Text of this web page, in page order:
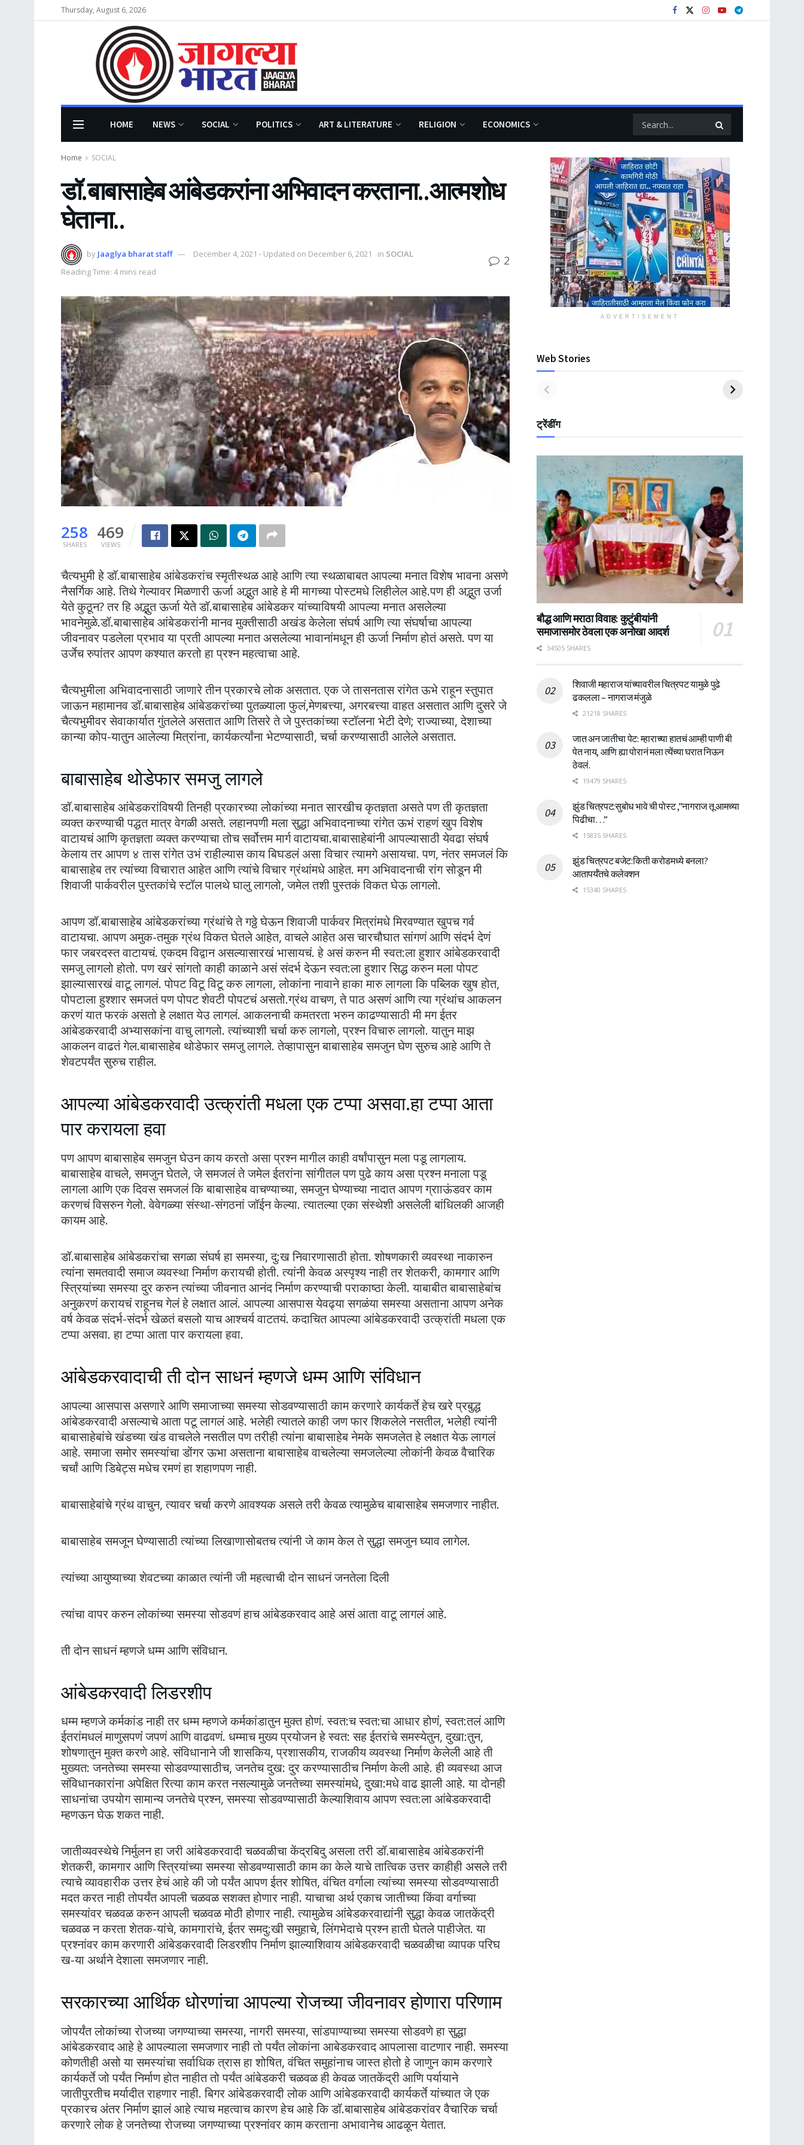
Thursday, August 6, 2026
HOME NEWS SOCIAL POLITICS ART & LITERATURE RELIGION ECONOMICS
Home SOCIAL
डॉ.बाबासाहेब आंबेडकरांना अभिवादन करताना..आत्मशोध
घेताना..
by Jaaglya bharat staff December 4, 2021 - Updated on December 6, 2021 in SOCIAL
Reading Time: 4 mins read
2
258
SHARES
469
VIEWS
चैत्यभुमी हे डॉ.बाबासाहेब आंबेडकरांच स्मृतीस्थळ आहे आणि त्या स्थळाबाबत आपल्या मनात विशेष भावना असणे
नैसर्गिक आहे. तिथे गेल्यावर मिळणारी ऊर्जा अद्भुत आहे हे मी मागच्या पोस्टमधे लिहीलेल आहे.पण ही अद्भुत उर्जा
येते कुठून? तर हि अद्भुत ऊर्जा येते डॉ.बाबासाहेब आंबेडकर यांच्याविषयी आपल्या मनात असलेल्या
भावनेमुळे.डॉ.बाबासाहेब आंबेडकरांनी मानव मुक्तीसाठी अखंड केलेला संघर्ष आणि त्या संघर्षाचा आपल्या
जीवनावर पडलेला प्रभाव या प्रती आपल्या मनात असलेल्या भावानांमधून ही ऊर्जा निर्माण होतं असते. पण या
उर्जेच रुपांतर आपण कश्यात करतो हा प्रश्न महत्वाचा आहे.
चैत्यभुमीला अभिवादनासाठी जाणारे तीन प्रकारचे लोक असतात. एक जे तासनतास रांगेत ऊभे राहून स्तुपात
जाऊन महामानव डॉ.बाबासाहेब आंबेडकरांच्या पुतळ्याला फुलं,मेणबत्त्या, अगरबत्त्या वाहत असतात आणि दुसरे जे
चैत्यभुमीवर सेवाकार्यात गुंतलेले असतात आणि तिसरे ते जे पुस्तकांच्या स्टॉलना भेटी देणे; राज्याच्या, देशाच्या
कान्या कोप-यातुन आलेल्या मित्रांना, कार्यकर्त्यांना भेटण्यासाठी, चर्चा करण्यासाठी आलेले असतात.
बाबासाहेब थोडेफार समजु लागले
डॉ.बाबासाहेब आंबेडकरांविषयी तिनही प्रकारच्या लोकांच्या मनात सारखीच कृतज्ञता असते पण ती कृतज्ञता
व्यक्त करण्याची पद्धत मात्र वेगळी असते. लहानपणी मला सुद्धा अभिवादनाच्या रांगेत ऊभं राहणं खुप विशेष
वाटायचं आणि कृतज्ञता व्यक्त करण्याचा तोच सर्वोत्तम मार्ग वाटायचा.बाबासाहेबांनी आपल्यासाठी येवढा संघर्ष
केलाय तर आपण ४ तास रांगेत उभं राहील्यास काय बिघडलं असा विचार त्यामगे असायचा. पण, नंतर समजलं कि
बाबासाहेब तर त्यांच्या विचारात आहेत आणि त्यांचे विचार ग्रंथांमधे आहेत. मग अभिवादनाची रांग सोडून मी
शिवाजी पार्कवरील पुस्तकांचे स्टॉल पालथे घालु लागलो, जमेल तशी पुस्तकं विकत घेऊ लागलो.
आपण डॉ.बाबासाहेब आंबेडकरांच्या ग्रंथांचे ते गठ्ठे घेऊन शिवाजी पार्कवर मित्रांमधे मिरवण्यात खुपच गर्व
वाटायचा. आपण अमुक-तमुक ग्रंथ विकत घेतले आहेत, वाचले आहेत अस चारचौघात सांगणं आणि संदर्भ देणं
फार जबरदस्त वाटायचं. एकदम विद्वान असल्यासारखं भासायचं. हे असं करुन मी स्वत:ला हुशार आंबेडकरवादी
समजु लागलो होतो. पण खरं सांगतो काही काळाने असं संदर्भ देऊन स्वत:ला हुशार सिद्ध करुन मला पोपट
झाल्यासारखं वाटू लागलं. पोपट विटू विटू करु लागला, लोकांना नावाने हाका मारु लागला कि पब्लिक खुष होत,
पोपटाला हुश्शार समजतं पण पोपट शेवटी पोपटचं असतो.ग्रंथ वाचण, ते पाठ असणं आणि त्या ग्रंथांच आकलन
करणं यात फरकं असतो हे लक्षात येउ लागलं. आकलनाची कमतरता भरुन काढण्यासाठी मी मग ईतर
आंबेडकरवादी अभ्यासकांना वाचु लागलो. त्यांच्याशी चर्चा करु लागलो, प्रश्न विचारु लागलो. यातुन माझ
आकलन वाढतं गेल.बाबासाहेब थोडेफार समजु लागले. तेव्हापासुन बाबासाहेब समजुन घेण सुरुच आहे आणि ते
शेवटपर्यंत सुरुच राहील.
आपल्या आंबेडकरव‍ादी उत्क्रांती मधला एक टप्पा असवा.हा टप्पा आता
पार करायला हवा
पण आपण बाबासाहेब समजुन घेउन काय करतो असा प्रश्न मागील काही वर्षांपासुन मला पडू लागलाय.
बाबासाहेब वाचले, समजुन घेतले, जे समजलं ते जमेल ईतरांना सांगीतल पण पुढे काय असा प्रश्न मनाला पडू
लागला आणि एक दिवस समजलं कि बाबासाहेब वाचण्याच्या, समजुन घेण्याच्या नादात आपण ग्रााऊंडवर काम
करणचं विसरुन गेलो. वेवेगळ्या संस्था-संगठनां जॉईन केल्या. त्यातल्या एका संस्थेशी असलेली बांधिलकी आजही
कायम आहे.
डॉ.बाबासाहेब आंबेडकरांचा सगळा संघर्ष हा समस्या, दु:ख निवारणासाठी होता. शोषणकारी व्यवस्था नाकारुन
त्यांना समतव‍ादी समाज व्यवस्था निर्माण करायची होती. त्यांनी केवळ अस्पृश्य नाही तर शेतकरी, कामगार आणि
स्त्रियांच्या समस्या दुर करुन त्यांच्या जीवनात आनंद निर्माण करण्याची पराकाष्ठा केली. याबाबीत बाबासाहेबांच
अनुकरणं करायचं राहूनच गेलं हे लक्षात आलं. आपल्या आसपास येवढ्या सगळंया समस्या असताना आपण अनेक
वर्ष केवळ संदर्भ-संदर्भ खेळतं बसलो याच आश्चर्य वाटतयं. कदाचित आपल्या आंबेडकरव‍ादी उत्क्रांती मधला एक
टप्पा असवा. हा टप्पा आता पार करायला हवा.
आंबेडकरवादाची ती दोन साधनं म्हणजे धम्म आणि संविधान
आपल्या आसपास असणारे आणि समाजाच्या समस्या सोडवण्यासाठी काम करणारे कार्यकर्ते हेच खरे प्रबुद्ध
आंबेडकरवादी असल्याचे आता पटू लागलं आहे. भलेही त्यातले काही जण फार शिकलेले नसतील, भलेही त्यांनी
बाबासाहेबांचे खंडच्या खंड वाचलेले नसतील पण तरीही त्यांना बाबासाहेब नेमके समजलेत हे लक्षात येऊ लागलं
आहे. समाजा समोर समस्यांचा डोंगर ऊभा असताना बाबासाहेब वाचलेल्या समजलेल्या लोकांनी केवळ वैचारिक
चर्चां आणि डिबेट्स मधेच रमणं हा शहाणपण नाही.
बाबासाहेबांचे ग्रंथ वाचुन, त्यावर चर्चा करणे आवश्यक असले तरी केवळ त्यामुळेच बाबासाहेब समजणार नाहीत.
बाबासाहेब समजून घेण्यासाठी त्यांच्या लिखाणासोबतच त्यांनी जे काम केल ते सुद्धा समजुन घ्याव लागेल.
त्यांच्या आयुष्याच्या शेवटच्या काळात त्यांनी जी महत्वाची दोन साधनं जनतेला दिली
त्यांचा वापर करुन लोकांच्या समस्या सोडवणं हाच आंबेडकरवाद आहे असं आता वाटू लागलं आहे.
ती दोन साधनं म्हणजे धम्म आणि संविधान.
आंबेडकरवादी लिडरशीप
धम्म म्हणजे कर्मकांड नाही तर धम्म म्हणजे कर्मकांडातुन मुक्त होणं. स्वत:च स्वत:चा आधार होणंं, स्वत:तलं आणि
ईतरांमधलं माणुसपणंं जपणं आणि वाढवणं. धम्माच मुख्य प्रयोजन हे स्वत: सह ईतरांचे समस्येतुन, दुखा:तुन,
शोषणातुन मुक्त करणे आहे. संविधानाने जी शासकिय, प्रशासकीय, राजकीय व्यवस्था निर्माण केलेली आहे ती
मुख्यत: जनतेच्या समस्या सोडवण्यासाठीच, जनतेच दुख: दुर करण्यासाठीच निर्माण केली आहे. ही व्यवस्था आज
संविधानकारांना अपेक्षित रित्या काम करत नसल्यामुळे जनतेच्या समस्यांमधे, दुखा:मधे वाढ झाली आहे. या दोनही
साधनांचा उपयोग सामान्य जनतेचे प्रश्न, समस्या सोडवण्यासाठी केल्याशिवाय आपण स्वत:ला आंबेडकरवादी
म्हणऊन घेऊ शकत नाही.
जातीव्यवस्थेचे निर्मुलन हा जरी आंबेडकरवादी चळवळीचा केंद्रबिदु असला तरी डॉ.बाबासाहेब आंबेडकरांनी
शेतकरी, कामगार आणि स्त्रियांच्या समस्या सोडवण्यासाठी काम का केले याचे तात्विक उत्तर काहीही असले तरी
त्याचे व्यावहारीक उत्तर हेचं आहे की जो पर्यंत आपण ईतर शोषित, वंचित वर्गाला त्यांच्या समस्या सोडवण्यासाठी
मदत करत नाही तोपर्यंत आपली चळवळ सशक्त होणार नाही. याचाचा अर्थ एकाच जातीच्या किंवा वर्गाच्या
समस्यांवर चळवळ करुन आपली चळवळ मोठी होणार नाही. त्यामुळेच आंबेडकरवाद्यांनी सुद्धा केवळ जातकेंद्री
चळवळ न करता शेतक-यांचे, कामगारांचे, ईतर समदु:खी समुहाचे, लिंगभेदाचे प्रश्न हाती घेतले पाहीजेत. या
प्रश्नांवर काम करणारी आंबेडकरवादी लिडरशीप निर्माण झाल्याशिवाय आंबेडकरव‍ादी चळवळीचा व्यापक परिघ
ख-या अर्थाने देशाला समजणार नाही.
सरकारच्या आर्थिक धोरणांचा आपल्या रोजच्या जीवनावर होणारा परिणाम
जोपर्यंत लोकांच्या रोजच्या जगण्याच्या समस्या, नागरी समस्या, सांडपाण्याच्या समस्या सोडवणे हा सुद्धा
आंबेडकरवाद आहे हे आपल्याला समजणार नाही तो पर्यंत लोकांना आबेडकरवाद आपलासा वाटणार नाही. समस्या
कोणतीही असो या समस्यांचा सर्वाधिक त्रास हा शोषित, वंचित समुहांनाच जास्त होतो हे जाणुन काम करणारे
कार्यकर्ते जो पर्यंत निर्माण होत नाहीत तो पर्यंत आंबेडकरी चळवळ ही केवळ जातकेंद्री आणि पर्यायाने
जातीपुरतीच मर्यादीत राहणार नाही. बिगर आंबेडकरवादी लोक आणि आंबेडकरवादी कार्यकर्ते यांच्यात जे एक
प्रकारच अंतर निर्माण झालं आहे त्याच महत्वाच कारण हेच आहे कि डॉ.बाबासाहेब आंबेडकरांवर वैचारिक चर्चा
करणारे लोक हे जनतेच्या रोजच्या जगण्याच्या प्रश्नांवर काम करताना अभावानेच आढळून येतात.
ADVERTISEMENT
Web Stories
ट्रेंडींग
बौद्ध आणि मराठा विवाह: कुटुंबीयांनी
समाजासमोर ठेवला एक अनोखा आदर्श
34505 SHARES
शिवाजी महाराज यांच्यावरील चित्रपट यामुळे पुढे
ढकलला – नागराज मंजुळे
21218 SHARES
जात अन जातीचा पेट: म्हाराच्या हातचं आम्ही पाणी बी
पेत नाय, आणि ह्या पोरानं मला त्येंच्या घरात निऊन
ठेवलं.
19479 SHARES
झुंड चित्रपट:सुबोध भावे ची पोस्ट ,”नागराज तू आमच्या
पिढीचा…”
15835 SHARES
झुंड चित्रपट बजेट:किती करोडमध्ये बनला?
आतापर्यँतचे कलेक्शन
15340 SHARES